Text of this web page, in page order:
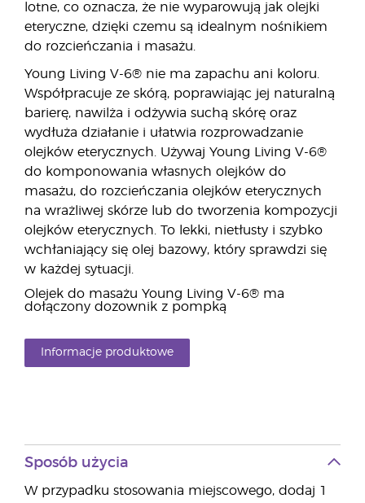
lotne, co oznacza, że nie wyparowują jak olejki
eteryczne, dzięki czemu są idealnym nośnikiem
do rozcieńczania i masażu.
Young Living V-6® nie ma zapachu ani koloru.
Współpracuje ze skórą, poprawiając jej naturalną
barierę, nawilża i odżywia suchą skórę oraz
wydłuża działanie i ułatwia rozprowadzanie
olejków eterycznych. Używaj Young Living V-6®
do komponowania własnych olejków do
masażu, do rozcieńczania olejków eterycznych
na wrażliwej skórze lub do tworzenia kompozycji
olejków eterycznych. To lekki, nietłusty i szybko
wchłaniający się olej bazowy, który sprawdzi się
w każdej sytuacji.
Olejek do masażu Young Living V-6® ma
dołączony dozownik z pompką
Informacje produktowe
Sposób użycia
W przypadku stosowania miejscowego, dodaj 1